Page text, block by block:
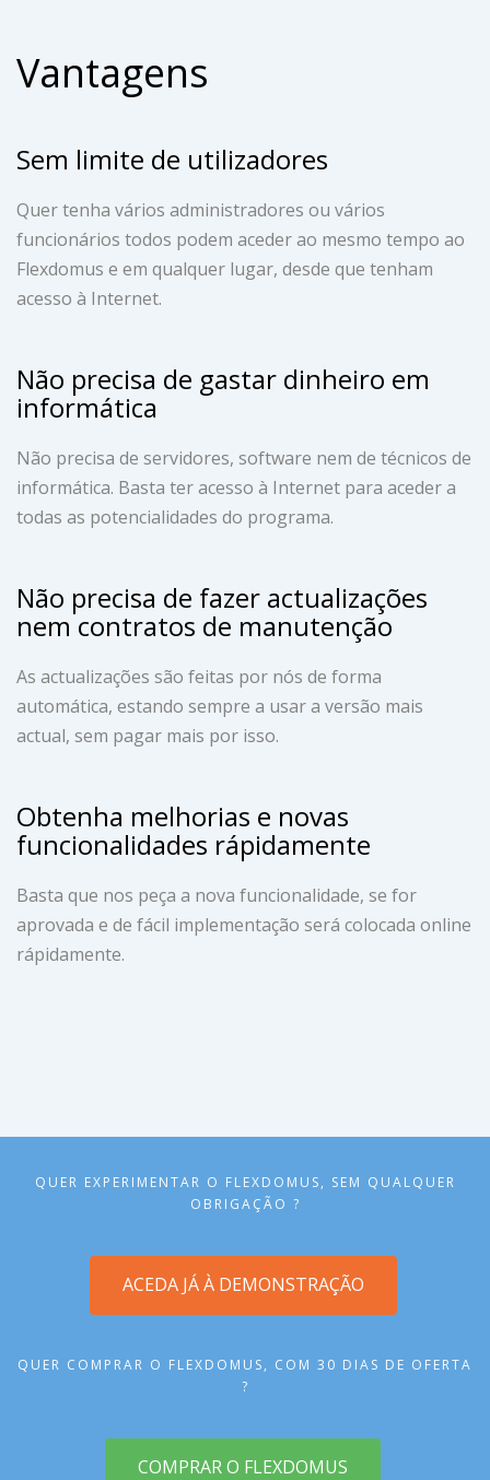
Vantagens
Sem limite de utilizadores
Quer tenha vários administradores ou vários
funcionários todos podem aceder ao mesmo tempo ao
Flexdomus e em qualquer lugar, desde que tenham
acesso à Internet.
Não precisa de gastar dinheiro em
informática
Não precisa de servidores, software nem de técnicos de
informática. Basta ter acesso à Internet para aceder a
todas as potencialidades do programa.
Não precisa de fazer actualizações
nem contratos de manutenção
As actualizações são feitas por nós de forma
automática, estando sempre a usar a versão mais
actual, sem pagar mais por isso.
Obtenha melhorias e novas
funcionalidades rápidamente
Basta que nos peça a nova funcionalidade, se for
aprovada e de fácil implementação será colocada online
rápidamente.
QUER EXPERIMENTAR O FLEXDOMUS, SEM QUALQUER
OBRIGAÇÃO ?
ACEDA JÁ À DEMONSTRAÇÃO
QUER COMPRAR O FLEXDOMUS, COM 30 DIAS DE OFERTA
?
COMPRAR O FLEXDOMUS